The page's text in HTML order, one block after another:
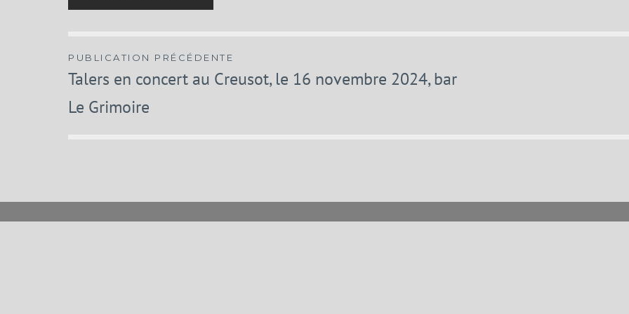
Navigation
de
PUBLICATION PRÉCÉDENTE
Talers en concert au Creusot, le 16 novembre 2024, bar
Le Grimoire